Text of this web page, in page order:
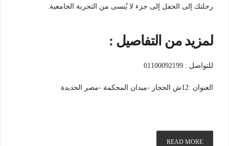
رحلتك إلى الحفل إلى جزء لا يُنسى من التجربة الجامعية.
لمزيد من التفاصيل :
للتواصل : 01100092199
العنوان :12ش الحجاز -ميدان المحكمة -مصر الجديدة
READ MORE